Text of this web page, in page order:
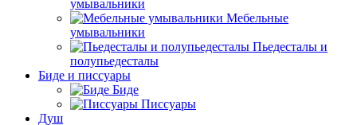
умывальники
Мебельные
умывальники
Пьедесталы и
полупьедесталы
Биде и писсуары
Биде
Писсуары
Душ